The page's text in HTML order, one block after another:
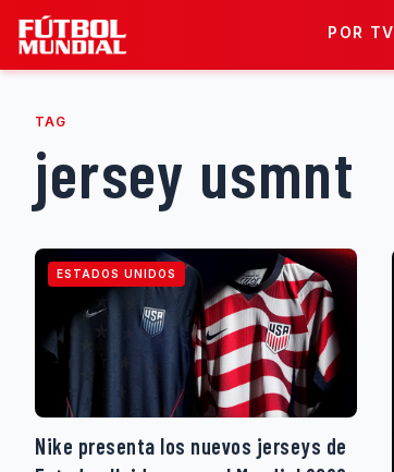
Skip to content
POR TV
TAG
jersey usmnt
ESTADOS UNIDOS
Nike presenta los nuevos jerseys de